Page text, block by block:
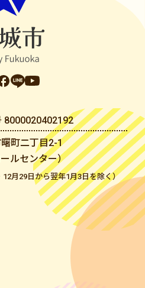
8000020402192
町二丁目2-1
ルセンター）
月29日から翌年1月3日を除く）